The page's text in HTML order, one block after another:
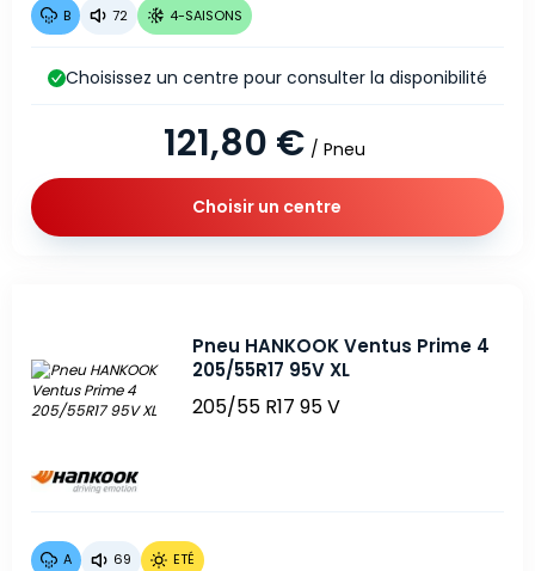
B 72 4-SAISONS
121,80 € / Pneu
Choisissez un centre pour consulter la disponibilité
Choisir un centre
Pneu HANKOOK Ventus Prime 4
205/55R17 95V XL
205/55 R17 95 V
A 69 ETÉ